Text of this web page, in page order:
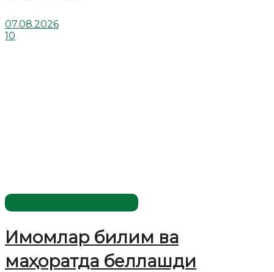
07.08.2026
10
Имомлар билим ва
маҳоратда беллашди